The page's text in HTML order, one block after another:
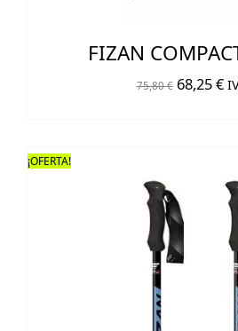
FIZAN
75,80€ El
75,80 €.
68,25€El
¡OFERTA!